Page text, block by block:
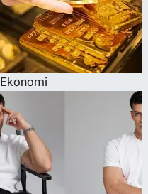
Ekonomi